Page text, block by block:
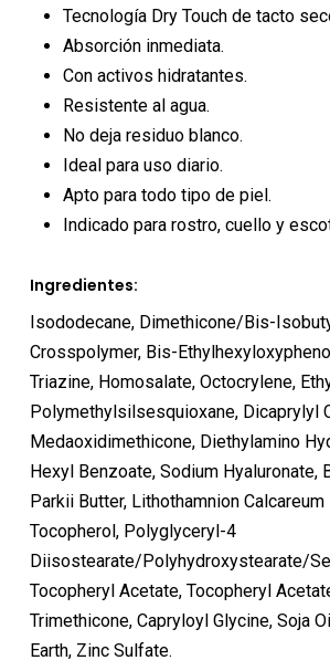
Tecnología Dry Touch de tacto
Absorción inmediata.
Con activos hidratantes.
Resistente al agua.
No deja residuo blanco.
Ideal para uso diario.
Apto para todo tipo de piel.
Indicado para rostro, cuello y
Ingredientes:
Isododecane, Dimethicone/Bis-
Crosspolymer, Bis-
Triazine, Homosalate, Octocrylene,
Polymethylsilsesquioxane, Dicaprylyl
Medaoxidimethicone, Diethylamino
Hexyl Benzoate, Sodium Hyaluronate,
Parkii Butter, Lithothamnion Calcareum
Tocopherol, Polyglyceryl-4
Diisostearate/Polyhydroxystearate/
Tocopheryl Acetate, Tocopheryl
Trimethicone, Capryloyl Glycine, Soja
Earth, Zinc Sulfate.